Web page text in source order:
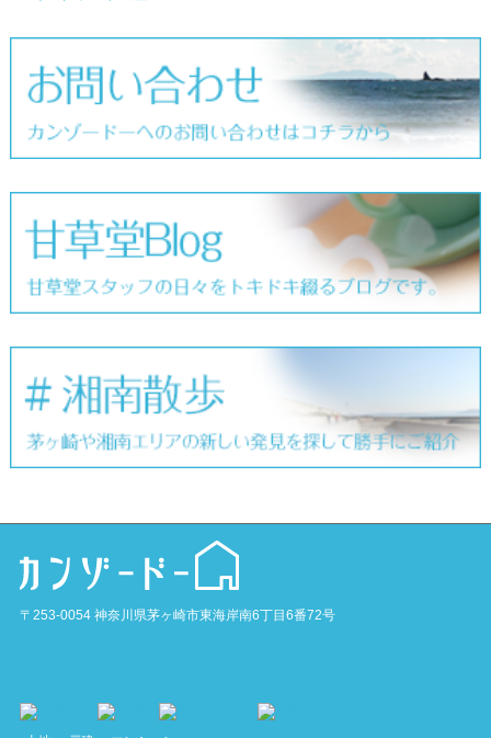
〒253-0054 神奈川県茅ヶ崎市東海岸南6丁目6番72号